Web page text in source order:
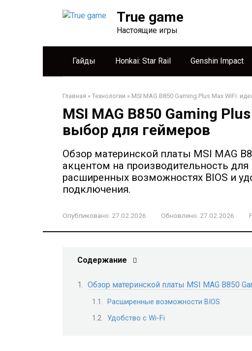
True game
Настоящие игры
Гайды Honkai: Star Rail Genshin Impact
Главная » Технологии » MSI MAG B850 Gaming Plus Max WiFi:
MSI MAG B850 Gaming
выбор для геймеров
Обзор материнской платы MSI MAG
акцентом на производительность для
расширенных возможностях BIOS и
подключения.
Опубликовано: 27.02.2026 Обновлено: 27.02.2026
Содержание
Обзор материнской платы MSI MAG B850
Расширенные возможности BIOS
Удобство с Wi-Fi